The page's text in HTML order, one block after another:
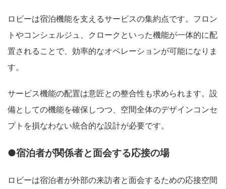
ロビーは宿泊機能を支えるサービスの集約点です。フロン
トやコンシェルジュ、クロークといった機能が一体的に配
置されることで、効率的なオペレーションが可能になりま
す。
サービス機能の配置は意匠との整合性も求められます。設
備としての機能を確保しつつ、空間全体のデザインコンセ
プトを損なわない統合的な設計が必要です。
●宿泊者が関係者と面会する応接の場
ロビーは宿泊者が外部の来訪者と面会するための応接空間